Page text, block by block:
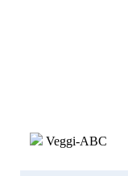
Veggi-ABC